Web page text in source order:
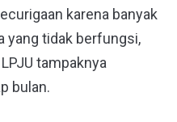
karena banyak
yang tidak berfungsi,
tampaknya
bulan.